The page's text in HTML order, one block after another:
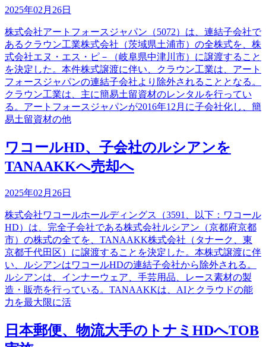
2025年02月26日
株式会社アートフォースジャパン（5072）は、連結子会社で
あるクラウン工業株式会社（茨域県土浦市）の全株式を、株
式会社エヌ・エス・ピ－（岐阜県中津川市）に譲渡すること
を決定した。本件株式譲渡に伴い、クラウン工業は、アート
フォースジャパンの連結子会社より除外されることとなる。
クラウン工業は、主に簡易土留資材のレンタルを行ってい
る。アートフォースジャパンが2016年12月に子会社化し、簡
易土留資材の他
ワコールHD、子会社のルシアンを
TANAAKKへ売却へ
2025年02月26日
株式会社ワコールホールディングス（3591、以下：ワコール
HD）は、完全子会社である株式会社ルシアン（京都府京都
市）の株式の全てを、TANAAKK株式会社（タナーク、東
京都千代田区）に譲渡することを決定した。本株式譲渡に伴
い、ルシアンはワコールHDの連結子会社から除外される。
ルシアンは、インナーウェア、手芸用品、レース素材の製
造・販売を行っている。TANAAKKは、AIとクラウドの能
力を最大限に活
日本郵便、物流大手のトナミHDへTOB